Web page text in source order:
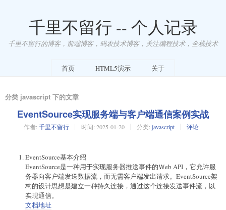
千里不留行 -- 个人记录
千里不留行的博客，前端博客，码农技术博客，关注编程技术，全栈技术
首页 HTML5演示 关于
分类 javascript 下的文章
EventSource实现服务端与客户端通信案例实战
作者: 千里不留行 时间: 2025-01-20 分类: javascript 评论
EventSource基本介绍
EventSource是一种用于实现服务器推送事件的Ｗeb API，它允许服
务器向客户端发送数据流，而无需客户端发出请求。EventSource架
构的设计思想是建立一种持久连接，通过这个连接发送事件流，以
实现通信。
文档地址